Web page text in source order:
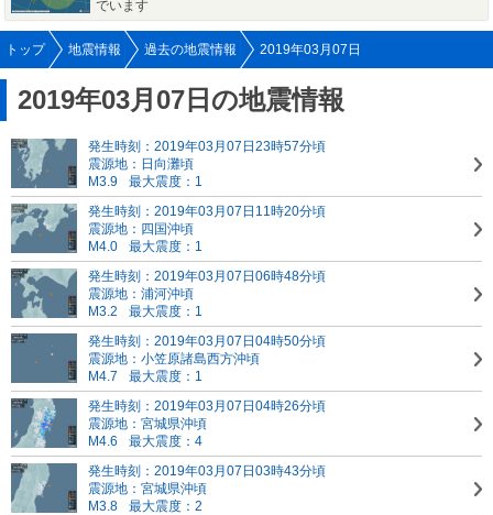
でいます
トップ 地震情報 過去の地震情報 2019年03月07日
2019年03月07日の地震情報
発生時刻：2019年03月07日23時57分頃
震源地：日向灘頃
M3.9
最大震度：1
発生時刻：2019年03月07日11時20分頃
震源地：四国沖頃
M4.0
最大震度：1
発生時刻：2019年03月07日06時48分頃
震源地：浦河沖頃
M3.2
最大震度：1
発生時刻：2019年03月07日04時50分頃
震源地：小笠原諸島西方沖頃
M4.7
最大震度：1
発生時刻：2019年03月07日04時26分頃
震源地：宮城県沖頃
M4.6
最大震度：4
発生時刻：2019年03月07日03時43分頃
震源地：宮城県沖頃
M3.8
最大震度：2